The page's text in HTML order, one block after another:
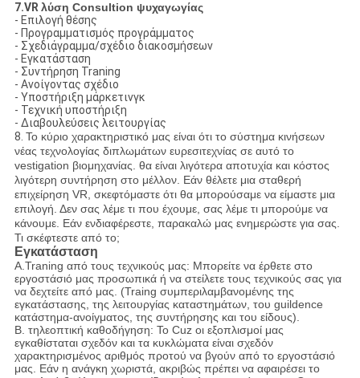
7.VRλύση Consultion ψυχαγωγίας
- Επιλογή θέσης
- Προγραμματισμός προγράμματος
- Σχεδιάγραμμα/σχέδιο διακοσμήσεων
- Εγκατάσταση
- Συντήρηση Traning
- Ανοίγοντας σχέδιο
- Υποστήριξη μάρκετινγκ
- Τεχνική υποστήριξη
- Διαβουλεύσεις λειτουργίας
8. Το κύριο χαρακτηριστικό μας είναι ότι το σύστημα κινήσεων
νέας τεχνολογίας διπλωμάτων ευρεσιτεχνίας σε αυτό το
vestigation βιομηχανίας. θα είναι λιγότερα αποτυχία και κόστος
λιγότερη συντήρηση στο μέλλον. Εάν θέλετε μια σταθερή
επιχείρηση VR, σκεφτόμαστε ότι θα μπορούσαμε να είμαστε μια
επιλογή. Δεν σας λέμε τι που έχουμε, σας λέμε τι μπορούμε να
κάνουμε. Εάν ενδιαφέρεστε, παρακαλώ μας ενημερώστε για σας.
Τι σκέφτεστε από το;
Εγκατάσταση
A.Traning από τους τεχνικούς μας: Μπορείτε να έρθετε στο
εργοστάσιό μας προσωπικά ή να στείλετε τους τεχνικούς σας για
να δεχτείτε από μας. (Traing συμπεριλαμβανομένης της
εγκατάστασης, της λειτουργίας καταστημάτων, του guildence
κατάστημα-ανοίγματος, της συντήρησης και του είδους).
Β. τηλεοπτική καθοδήγηση: Το Cuz οι εξοπλισμοί μας
εγκαθίσταται σχεδόν και τα κυκλώματα είναι σχεδόν
χαρακτηρισμένος αριθμός προτού να βγούν από το εργοστάσιό
μας. Εάν η ανάγκη χωριστά, ακριβώς πρέπει να αφαιρέσει το